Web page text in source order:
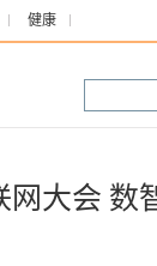
健康
大会 数